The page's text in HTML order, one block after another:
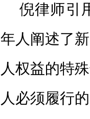
倪律师引
年人阐述了
人权益的特
人必须履行